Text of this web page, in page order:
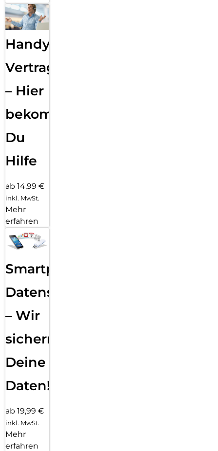
Handy
Vertragsabwicklung
– Hier
bekommst
Du
Hilfe
ab 14,99 €
inkl. MwSt.
Mehr
erfahren
Smartphone
Datensicherung
– Wir
sichern
Deine
Daten!
ab 19,99 €
inkl. MwSt.
Mehr
erfahren